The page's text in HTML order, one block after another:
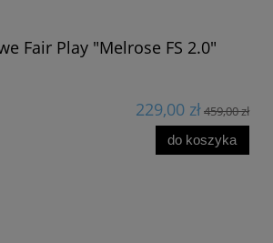
Fair Play "Melrose FS 2.0"
229,00 zł459,00 zł
do koszyka